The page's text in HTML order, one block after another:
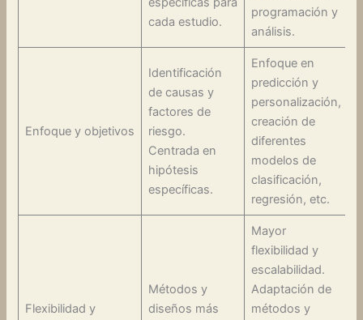
cada estudio.
programación y
análisis.
Enfoque y objetivos
Identificación
de causas y
factores de
riesgo.
Centrada en
hipótesis
específicas.
Enfoque en
predicción y
personalización,
creación de
diferentes
modelos de
clasificación,
regresión, etc.
Flexibilidad y
Métodos y
diseños más
Mayor
flexibilidad y
escalabilidad.
Adaptación de
métodos y